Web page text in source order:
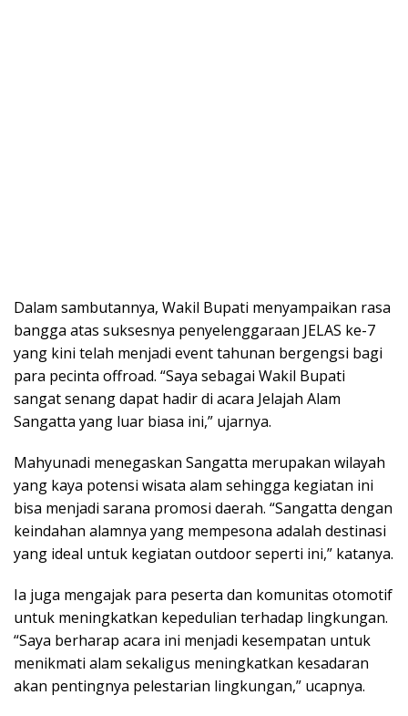
Dalam sambutannya, Wakil Bupati menyampaikan rasa
bangga atas suksesnya penyelenggaraan JELAS ke-7
yang kini telah menjadi event tahunan bergengsi bagi
para pecinta offroad. “Saya sebagai Wakil Bupati
sangat senang dapat hadir di acara Jelajah Alam
Sangatta yang luar biasa ini,” ujarnya.
Mahyunadi menegaskan Sangatta merupakan wilayah
yang kaya potensi wisata alam sehingga kegiatan ini
bisa menjadi sarana promosi daerah. “Sangatta dengan
keindahan alamnya yang mempesona adalah destinasi
yang ideal untuk kegiatan outdoor seperti ini,” katanya.
Ia juga mengajak para peserta dan komunitas otomotif
untuk meningkatkan kepedulian terhadap lingkungan.
“Saya berharap acara ini menjadi kesempatan untuk
menikmati alam sekaligus meningkatkan kesadaran
akan pentingnya pelestarian lingkungan,” ucapnya.